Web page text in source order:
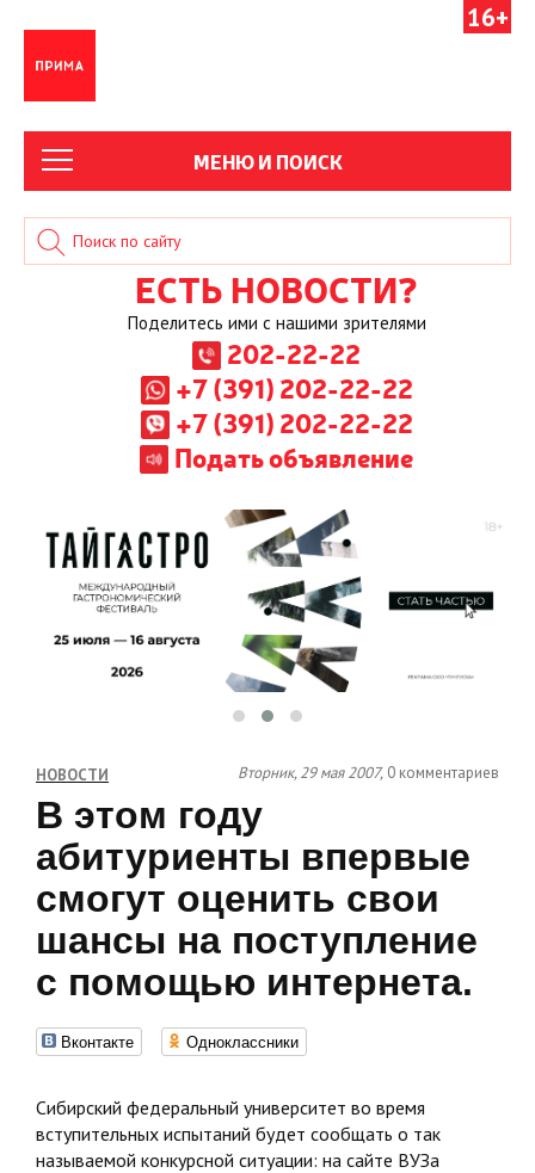
16+
МЕНЮ И ПОИСК
ЕСТЬ НОВОСТИ?
Поделитесь ими с нашими зрителями
202-22-22
+7 (391) 202-22-22
+7 (391) 202-22-22
Подать объявление
НОВОСТИ Вторник, 29 мая 2007, 0 комментариев
В этом году
абитуриенты впервые
смогут оценить свои
шансы на поступление
с помощью интернета.
Вконтакте Одноклассники
Сибирский федеральный университет во время
вступительных испытаний будет сообщать о так
называемой конкурсной ситуации: на сайте ВУЗа